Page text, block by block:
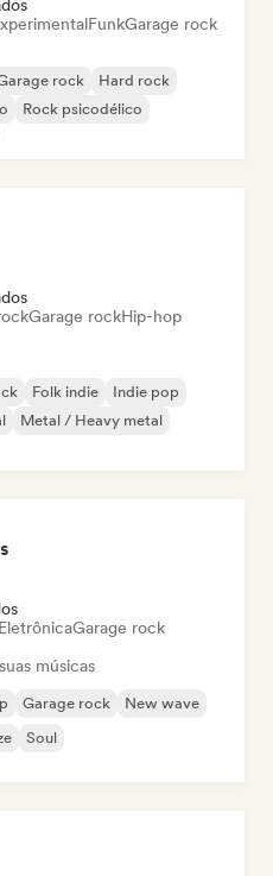
FunkGarage rock
rock
Hard rock
Rock psicodélico
Garage rockHip-hop
Folk indie
Indie pop
Metal / Heavy metal
EletrônicaGarage rock
músicas
Garage rock
New wave
Soul